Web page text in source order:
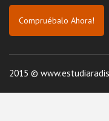
Compruébalo Ahora!
2015 ©